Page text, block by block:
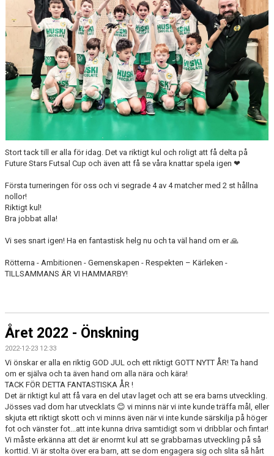
Stort tack till er alla för idag. Det va riktigt kul och roligt att få delta på
Future Stars Futsal Cup och även att få se våra knattar spela igen ❤
Första turneringen för oss och vi segrade 4 av 4 matcher med 2 st hållna
nollor!
Riktigt kul!
Bra jobbat alla!
Vi ses snart igen! Ha en fantastisk helg nu och ta väl hand om er 🙏
Rötterna - Ambitionen - Gemenskapen - Respekten – Kärleken -
TILLSAMMANS ÄR VI HAMMARBY!
Året 2022 - Önskning
2022-12-23 12:33
Vi önskar er alla en riktig GOD JUL och ett riktigt GOTT NYTT ÅR! Ta hand
om er själva och ta även hand om alla nära och kära!
TACK FÖR DETTA FANTASTISKA ÅR !
Det är riktigt kul att få vara en del utav laget och att se era barns utveckling.
Jösses vad dom har utvecklats 😊 vi minns när vi inte kunde träffa mål, eller
skjuta ett riktigt skott och vi minns även när vi inte kunde särskilja på höger
fot och vänster fot...att inte kunna driva samtidigt som vi dribblar och fintar!
Vi måste erkänna att det är enormt kul att se grabbarnas utveckling på så
korttid. Vi är stolta över era barn, att se dom engagera sig och slita så hårt